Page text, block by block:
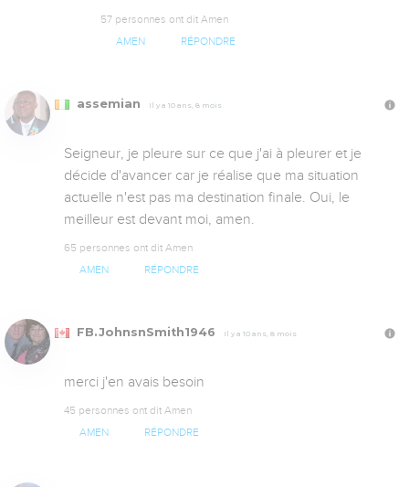
57 personnes ont dit Amen
AMEN RÉPONDRE
assemian Il y a 10 ans, 8 mois
Seigneur, je pleure sur ce que j'ai à pleurer et je
décide d'avancer car je réalise que ma situation
actuelle n'est pas ma destination finale. Oui, le
meilleur est devant moi, amen.
65 personnes ont dit Amen
AMEN RÉPONDRE
FB.JohnsnSmith1946 Il y a 10 ans, 8 mois
merci j'en avais besoin
45 personnes ont dit Amen
AMEN RÉPONDRE